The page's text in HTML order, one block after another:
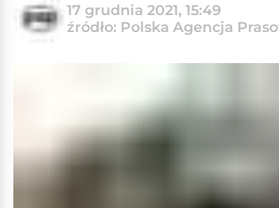
17 grudnia 2021, 15:49
źródło: Polska Agencja